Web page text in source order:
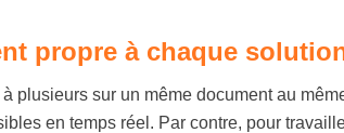
propre à chaque
plusieurs sur un même document au
en temps réel. Par contre, pour